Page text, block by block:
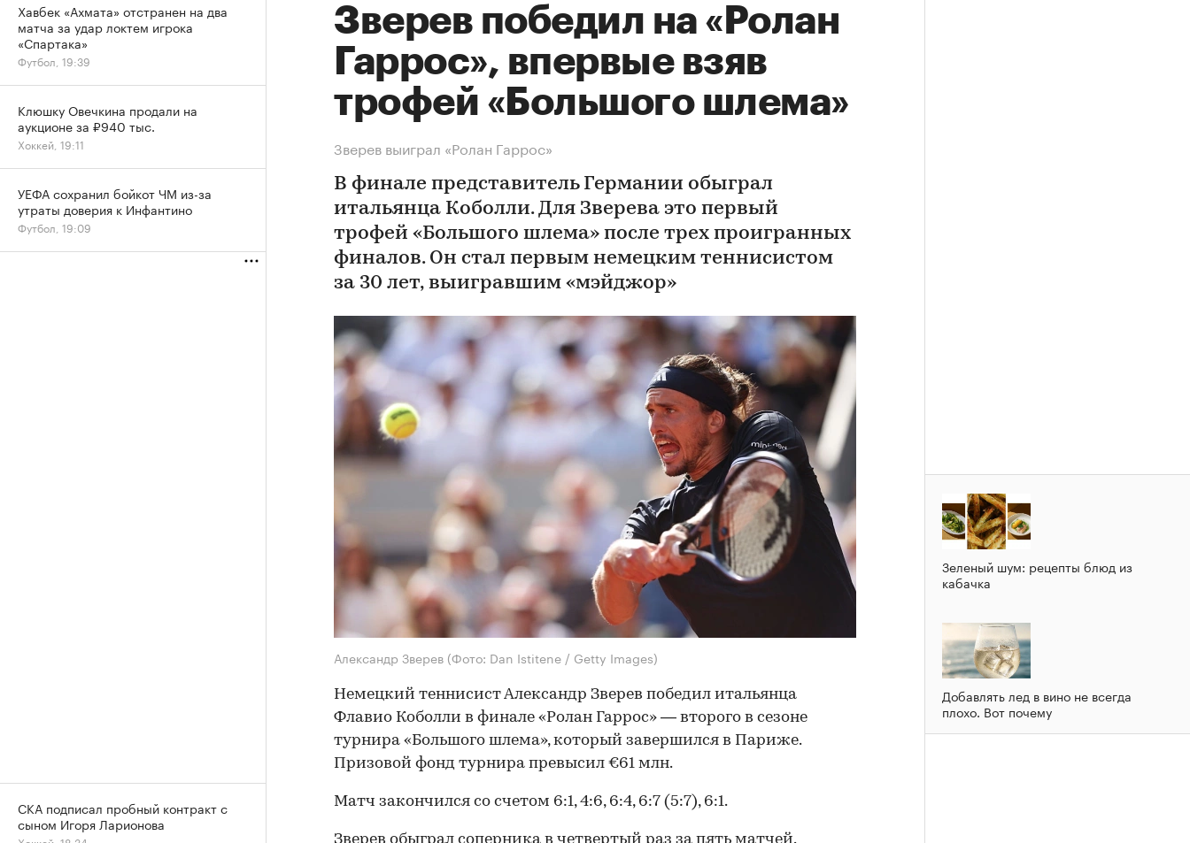
Зверев победил на «Ролан
Гаррос», впервые взяв
трофей «Большого шлема»
Зверев выиграл «Ролан Гаррос»
В финале представитель Германии обыграл
итальянца Коболли. Для Зверева это первый
трофей «Большого шлема» после трех проигранных
финалов. Он стал первым немецким теннисистом
за 30 лет, выигравшим «мэйджор»
Александр Зверев (Фото: Dan Istitene / Getty Images)
Немецкий теннисист Александр Зверев победил итальянца
Флавио Коболли в финале «Ролан Гаррос» — второго в сезоне
турнира «Большого шлема», который завершился в Париже.
Призовой фонд турнира превысил €61 млн.
Матч закончился со счетом 6:1, 4:6, 6:4, 6:7 (5:7), 6:1.
Зеленый шум: рецепты блюд из
кабачка
Добавлять лед в вино не всегда
плохо. Вот почему
Хавбек «Ахмата» отстранен на два
матча за удар локтем игрока
«Спартака»
Футбол, 19:39
Клюшку Овечкина продали на
аукционе за ₽940 тыс.
Хоккей, 19:11
УЕФА сохранил бойкот ЧМ из-за
утраты доверия к Инфантино
Футбол, 19:09
СКА подписал пробный контракт с
сыном Игоря Ларионова